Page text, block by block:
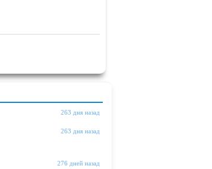
263 дня назад
263 дня назад
276 дней назад